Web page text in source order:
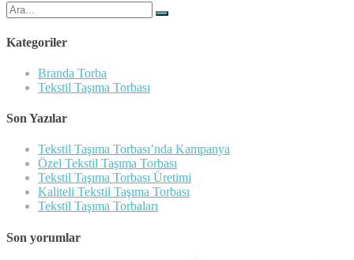
Şunu
ara:
Kategoriler
Branda Torba
Tekstil Taşıma Torbası
Son Yazılar
Tekstil Taşıma Torbası’nda Kampanya
Özel Tekstil Taşıma Torbası
Tekstil Taşıma Torbası Üretimi
Kaliteli Tekstil Taşıma Torbası
Tekstil Taşıma Torbaları
Son yorumlar